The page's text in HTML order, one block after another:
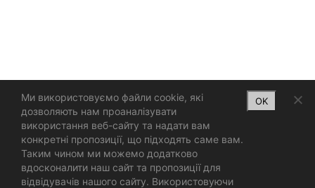
Ми використовуємо файли cookie, які
дозволяють нам проаналізувати
використання веб-сайту та надати вам
конкретні пропозиції, що підходять саме вам.
Таким чином ми можемо додатково
вдосконалити наш сайт та пропозиції для
відвідувачів нашого сайту. Використовуючи
OK